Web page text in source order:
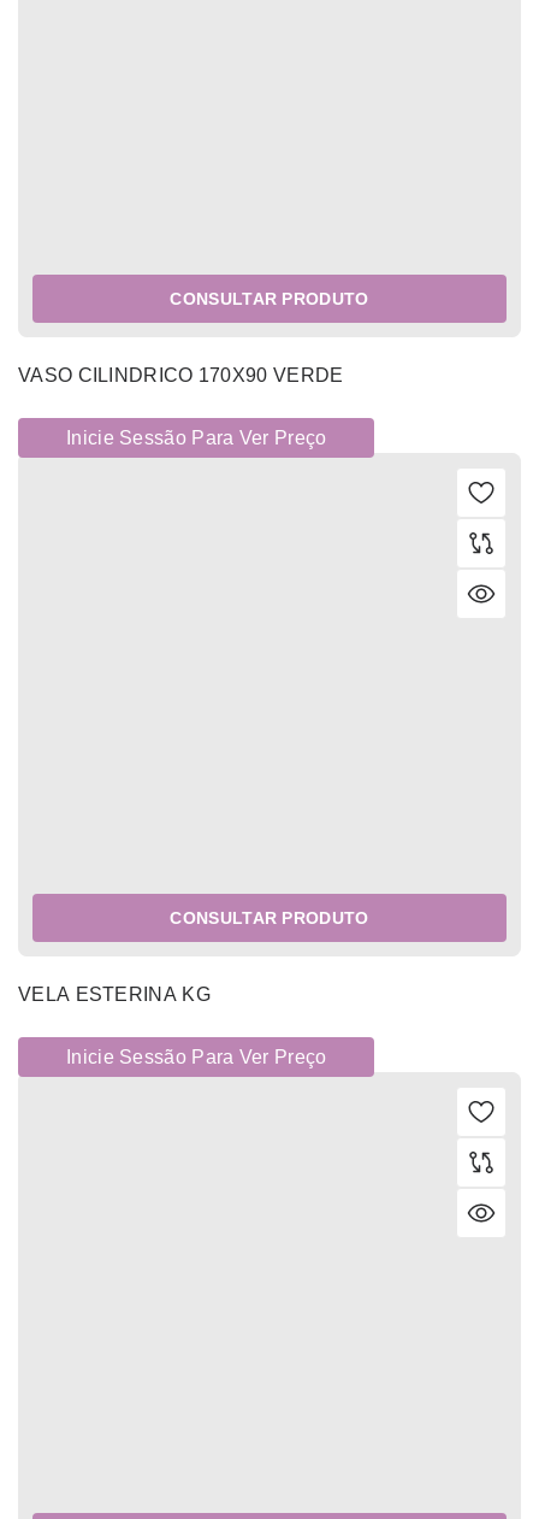
CONSULTAR PRODUTO
VASO CILINDRICO 170X90 VERDE
Inicie Sessão Para Ver Preço
CONSULTAR PRODUTO
VELA ESTERINA KG
Inicie Sessão Para Ver Preço